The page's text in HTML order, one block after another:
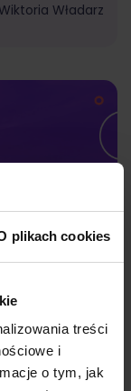
plikach cookies
treści
i
o tym, jak
Władarz
działa?